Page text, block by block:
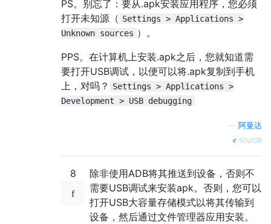
PS。别忘了：要从.apk安装应用程序，您必须
打开未知源（ Settings > Applications >
Unknown sources ）。
PPS。在计算机上安装.apk之后，您就知道需
要打开USB调试，以便可以将.apk复制到手机
上，对吗？
Settings > Applications >
Development > USB debugging
阿曼达
source
8
除非使用ADB将其推送到设备，否则不
需要USB调试来安装apk。否则，您可以
打开USB大容量存储模式以将其传输到
设备，然后通过文件管理器应用安装。